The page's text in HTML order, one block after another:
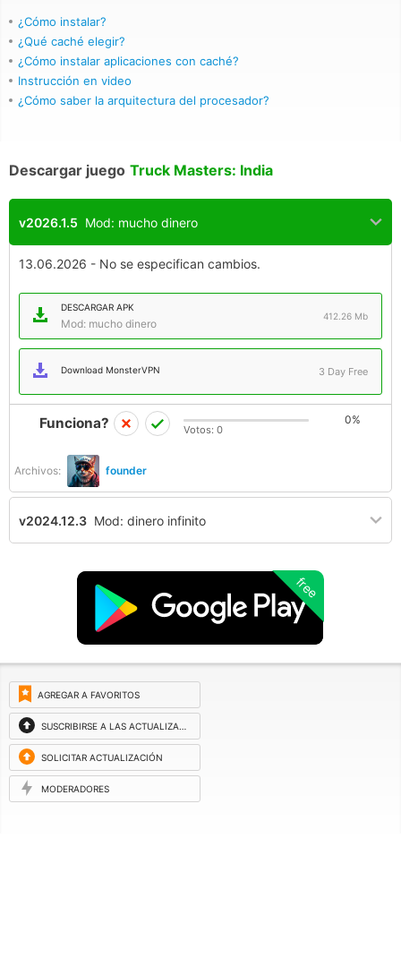
¿Cómo instalar?
¿Qué caché elegir?
¿Cómo instalar aplicaciones con caché?
Instrucción en video
¿Cómo saber la arquitectura del procesador?
Descargar juego Truck Masters: India
v2026.1.5 Mod: mucho dinero
13.06.2026 - No se especifican cambios.
DESCARGAR APK
Mod: mucho dinero
412.26 Mb
Download MonsterVPN 3 Day Free
Archivos: founder
Funciona? 0%
Votos: 0
v2024.12.3 Mod: dinero infinito
free
AGREGAR A FAVORITOS
SUSCRIBIRSE A LAS ACTUALIZACIONES
SOLICITAR ACTUALIZACIÓN
MODERADORES